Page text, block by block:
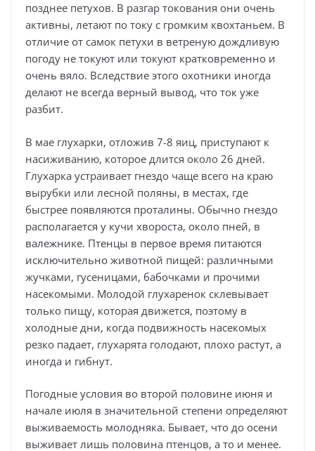
позднее петухов. В разгар токования они очень
активны, летают по току с громким квохтаньем. В
отличие от самок петухи в ветреную дождливую
погоду не токуют или токуют кратковременно и
очень вяло. Вследствие этого охотники иногда
делают не всегда верный вывод, что ток уже
разбит.
В мае глухарки, отложив 7-8 яиц, приступают к
насиживанию, которое длится около 26 дней.
Глухарка устраивает гнездо чаще всего на краю
вырубки или лесной поляны, в местах, где
быстрее появляются проталины. Обычно гнездо
располагается у кучи хвороста, около пней, в
валежнике. Птенцы в первое время питаются
исключительно животной пищей: различными
жучками, гусеницами, бабочками и прочими
насекомыми. Молодой глухаренок склевывает
только пищу, которая движется, поэтому в
холодные дни, когда подвижность насекомых
резко падает, глухарята голодают, плохо растут, а
иногда и гибнут.
Погодные условия во второй половине июня и
начале июля в значительной степени определяют
выживаемость молодняка. Бывает, что до осени
выживает лишь половина птенцов, а то и менее.